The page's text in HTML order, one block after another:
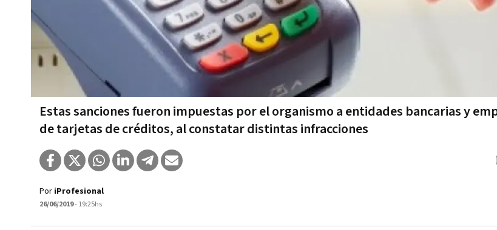
Estas sanciones fueron impuestas por el organismo a entidades bancarias y
de tarjetas de créditos, al constatar distintas infracciones
Por iProfesional
26/06/2019- 19:25hs